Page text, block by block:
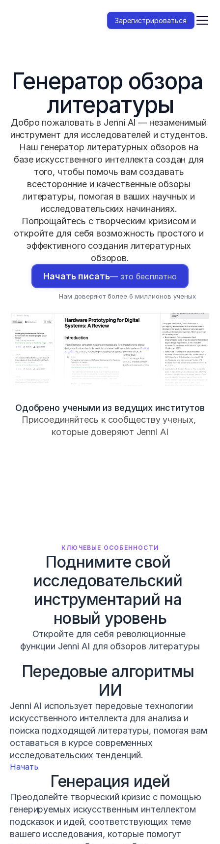
Генератор обзора
литературы
Добро пожаловать в Jenni AI — незаменимый
инструмент для исследователей и студентов.
Наш генератор литературных обзоров на
базе искусственного интеллекта создан для
того, чтобы помочь вам создавать
всесторонние и качественные обзоры
литературы, помогая в ваших научных и
исследовательских начинаниях.
Попрощайтесь с творческим кризисом и
откройте для себя возможность простого и
эффективного создания литературных
обзоров.
Начать писать— это бесплатно
Нам доверяют более 6 миллионов ученых
Одобрено учеными из ведущих институтов
Присоединяйтесь к сообществу ученых,
которые доверяют Jenni AI
КЛЮЧЕВЫЕ ОСОБЕННОСТИ
Поднимите свой
исследовательский
инструментарий на
новый уровень
Откройте для себя революционные
функции Jenni AI для обзоров литературы
Передовые алгоритмы
ИИ
Jenni AI использует передовые технологии
искусственного интеллекта для анализа и
поиска подходящей литературы, помогая вам
оставаться в курсе современных
исследовательских тенденций.
Начать
Генерация идей
Преодолейте творческий кризис с помощью
генерируемых искусственным интеллектом
подсказок и идей, соответствующих теме
вашего исследования, которые помогут
Зарегистрироваться